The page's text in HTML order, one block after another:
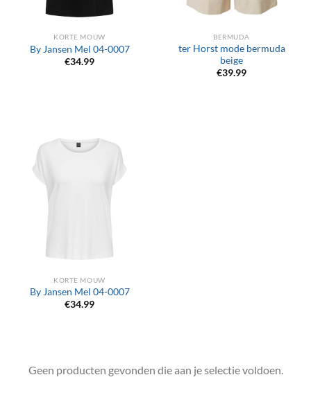
KORTE MOUW
By Jansen Mel 04-0007
€34.99
BERMUDA
ter Horst mode bermuda
beige
€39.99
KORTE MOUW
By Jansen Mel 04-0007
€34.99
Geen producten gevonden die aan je selectie voldoen.